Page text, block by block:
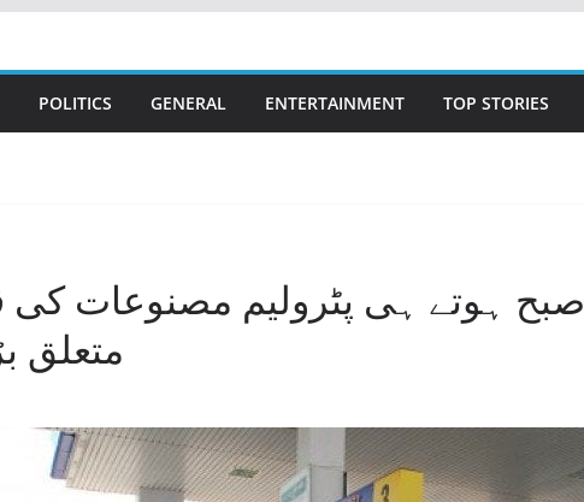
POLITICS GENERAL ENTERTAINMENT TOP STORIES
صبح ہوتے ہی پٹرولیم مصنوعات
متعلق